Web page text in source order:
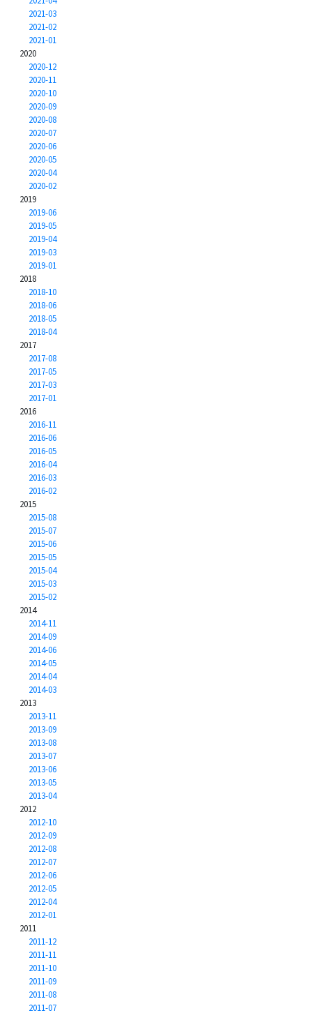
2021-03
2021-02
2021-01
2020
2020-12
2020-11
2020-10
2020-09
2020-08
2020-07
2020-06
2020-05
2020-04
2020-02
2019
2019-06
2019-05
2019-04
2019-03
2019-01
2018
2018-10
2018-06
2018-05
2018-04
2017
2017-08
2017-05
2017-03
2017-01
2016
2016-11
2016-06
2016-05
2016-04
2016-03
2016-02
2015
2015-08
2015-07
2015-06
2015-05
2015-04
2015-03
2015-02
2014
2014-11
2014-09
2014-06
2014-05
2014-04
2014-03
2013
2013-11
2013-09
2013-08
2013-07
2013-06
2013-05
2013-04
2012
2012-10
2012-09
2012-08
2012-07
2012-06
2012-05
2012-04
2012-01
2011
2011-12
2011-11
2011-10
2011-09
2011-08
2011-07